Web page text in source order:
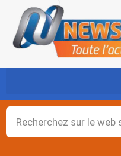
contenu
Rechercher